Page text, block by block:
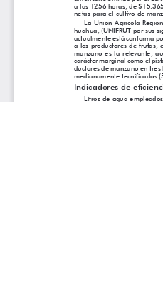
Este portal usa cookies
usuario. Al utilizar nuestro
Política de cookies.